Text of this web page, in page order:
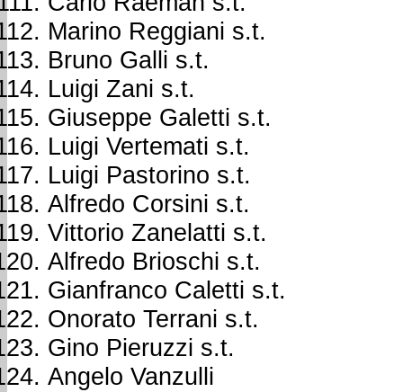
Marino Reggiani s.t.
Bruno Galli s.t.
Luigi Zani s.t.
Giuseppe Galetti s.t.
Luigi Vertemati s.t.
Luigi Pastorino s.t.
Alfredo Corsini s.t.
Vittorio Zanelatti s.t.
Alfredo Brioschi s.t.
Gianfranco Caletti s.t.
Onorato Terrani s.t.
Gino Pieruzzi s.t.
Angelo Vanzulli